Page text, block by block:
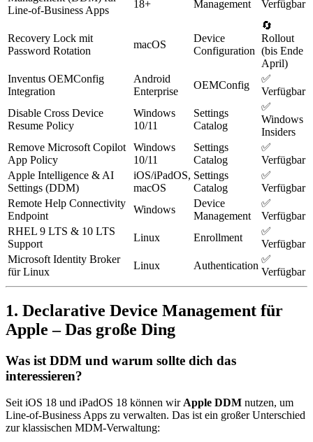
Line-of-Business Apps
18+
Management
Verfügbar
Recovery Lock mit
Password Rotation
macOS
Device
Configuration
🔄
Rollout
(bis Ende
April)
Inventus OEMConfig
Integration
Android
Enterprise
OEMConfig
✅
Verfügbar
Disable Cross Device
Resume Policy
Windows
10/11
Settings
Catalog
✅
Windows
Insiders
Remove Microsoft Copilot
App Policy
Windows
10/11
Settings
Catalog
✅
Verfügbar
Apple Intelligence & AI
Settings (DDM)
iOS/iPadOS,
macOS
Settings
Catalog
✅
Verfügbar
Remote Help Connectivity
Endpoint
Windows
Device
Management
✅
Verfügbar
RHEL 9 LTS & 10 LTS
Support
Linux Enrollment
✅
Verfügbar
Microsoft Identity Broker
für Linux
Linux Authentication
✅
Verfügbar
1. Declarative Device Management für
Apple – Das große Ding
Was ist DDM und warum sollte dich das
interessieren?
Seit iOS 18 und iPadOS 18 können wir Apple DDM nutzen, um
Line-of-Business Apps zu verwalten. Das ist ein großer Unterschied
zur klassischen MDM-Verwaltung: